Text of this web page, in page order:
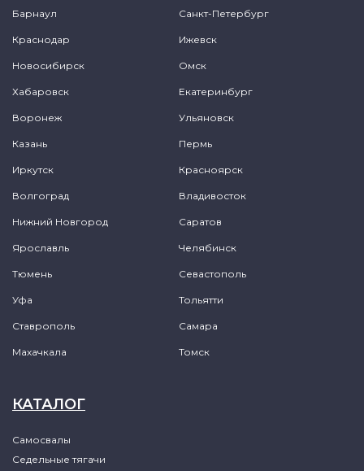
Барнаул Санкт-Петербург
Краснодар Ижевск
Новосибирск Омск
Хабаровск Екатеринбург
Воронеж Ульяновск
Казань Пермь
Иркутск Красноярск
Волгоград Владивосток
Нижний Новгород Саратов
Ярославль Челябинск
Тюмень Севастополь
Уфа Тольятти
Ставрополь Самара
Махачкала Томск
КАТАЛОГ
Самосвалы
Седельные тягачи